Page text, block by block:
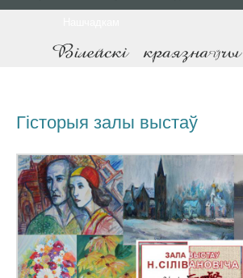
Гісторыя залы выстаў